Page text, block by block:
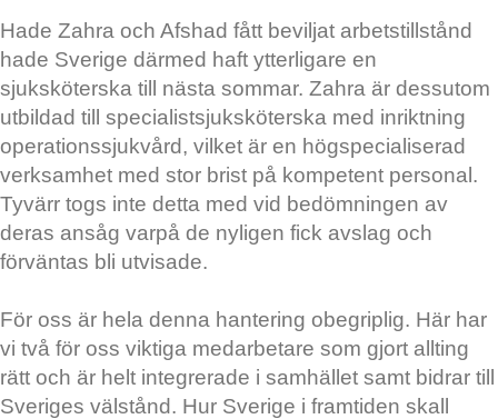
Hade Zahra och Afshad fått beviljat arbetstillstånd
hade Sverige därmed haft ytterligare en
sjuksköterska till nästa sommar. Zahra är dessutom
utbildad till specialistsjuksköterska med inriktning
operationssjukvård, vilket är en högspecialiserad
verksamhet med stor brist på kompetent personal.
Tyvärr togs inte detta med vid bedömningen av
deras ansåg varpå de nyligen fick avslag och
förväntas bli utvisade.
För oss är hela denna hantering obegriplig. Här har
vi två för oss viktiga medarbetare som gjort allting
rätt och är helt integrerade i samhället samt bidrar till
Sveriges välstånd. Hur Sverige i framtiden skall